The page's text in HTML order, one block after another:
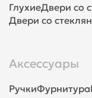
ГлухиеДвери со
Двери со
Аксессуары
РучкиФурнитура